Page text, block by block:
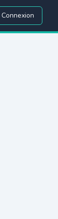
Connexion